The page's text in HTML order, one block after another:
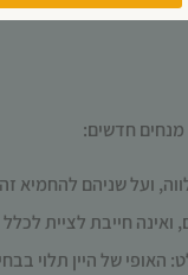
מנחים חדשים:
ועל שניהם להחמיא
חייבת לציית
האופי של היין תלוי